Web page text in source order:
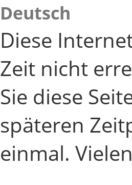
Deutsch
Diese
Zeit nicht
Sie diese
späteren
einmal.